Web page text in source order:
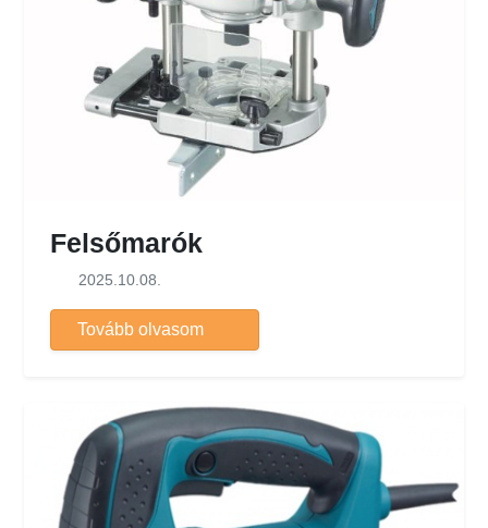
Felsőmarók
2025.10.08.
Tovább olvasom